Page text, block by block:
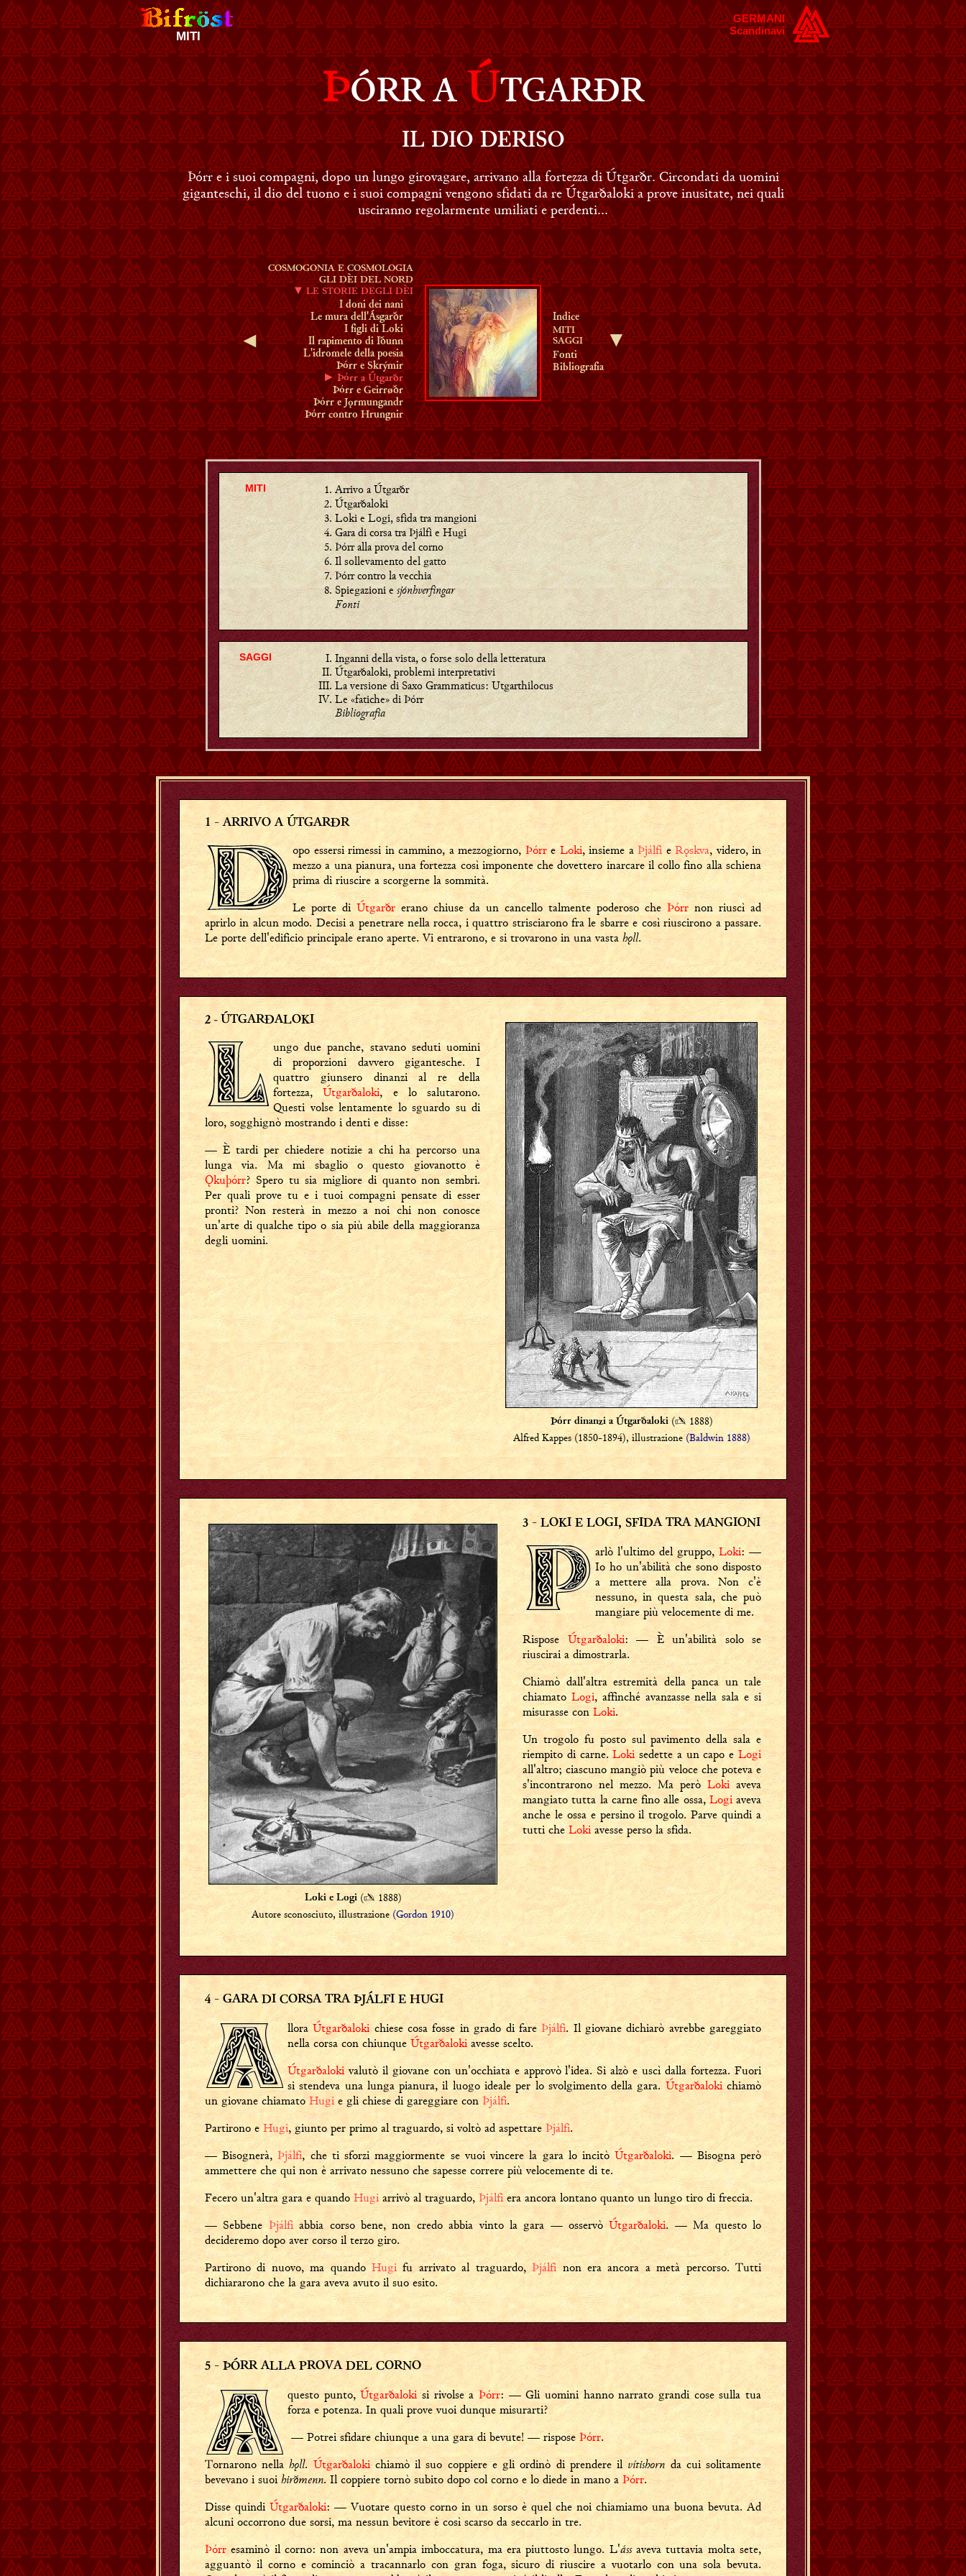
MITI
GERMANI
Scandinavi
ÞÓRR AÚTGARĐR
IL DIO DERISO
Þórr e i suoi compagni, dopo un lungo girovagare, arrivano alla fortezza di Útgarðr. Circondati da uomini
giganteschi, il dio del tuono e i suoi compagni vengono sfidati da re Útgarðaloki a prove inusitate, nei quali
usciranno regolarmente umiliati e perdenti...
◄
COSMOGONIA E COSMOLOGIA
GLI DÈI DEL NORD
▼ LE STORIE DEGLI DÈI
I doni dei nani
Le mura dell'Ásgarðr
I figli di Loki
Il rapimento di Iðunn
L'idromele della poesia
Þórr e Skrýmir
► Þórr a Útgarðr
Þórr e Geirrøðr
Þórr e Jǫrmungandr
Þórr contro Hrungnir
Indice
▼
MITI
SAGGI
Fonti
Bibliografia
MITI
Arrivo a Útgarðr
Útgarðaloki
Loki e Logi, sfida tra mangioni
Gara di corsa tra Þjálfi e Hugi
Þórr alla prova del corno
Il sollevamento del gatto
Þórr contro la vecchia
Spiegazioni e sjónhverfingar
Fonti
SAGGI
Inganni della vista, o forse solo della letteratura
Útgarðaloki, problemi interpretativi
La versione di Saxo Grammaticus: Utgarthilocus
Le «fatiche» di Þórr
Bibliografia
1 - ARRIVO A ÚTGARĐR
opo essersi rimessi in cammino, a mezzogiorno,ÞórreLoki, insieme a Þjálfi eRǫskva, videro, in
mezzo a una pianura, una fortezza così imponente che dovettero inarcare il collo fino alla schiena
prima di riuscire a scorgerne la sommità.
Le porte di Útgarðr erano chiuse da un cancello talmente poderoso che Þórr non riuscì ad
aprirlo in alcun modo. Decisi a penetrare nella rocca, i quattro strisciarono fra le sbarre e così riuscirono a passare.
Le porte dell'edificio principale erano aperte. Vi entrarono, e si trovarono in una vasta hǫll.
Þórr dinanzi a Útgarðaloki (✍ 1888)
Alfred Kappes (1850-1894), illustrazione(Baldwin 1888)
2 - ÚTGARĐALOKI
ungo due panche, stavano seduti uomini
di proporzioni davvero gigantesche. I
quattro giunsero dinanzi al re della
fortezza,Útgarðaloki, e lo salutarono.
Questi volse lentamente lo sguardo su di
loro, sogghignò mostrando i denti e disse:
— È tardi per chiedere notizie a chi ha percorso una
lunga via. Ma mi sbaglio o questo giovanotto è
Ǫkuþórr? Spero tu sia migliore di quanto non sembri.
Per quali prove tu e i tuoi compagni pensate di esser
pronti? Non resterà in mezzo a noi chi non conosce
un'arte di qualche tipo o sia più abile della maggioranza
degli uomini.
Loki e Logi (✍ 1888)
Autore sconosciuto, illustrazione(Gordon 1910)
3- LOKI E LOGI, SFIDA TRA MANGIONI
arlò l'ultimo del gruppo,Loki: —
Io ho un'abilità che sono disposto
a mettere alla prova. Non c'è
nessuno, in questa sala, che può
mangiare più velocemente di me.
RisposeÚtgarðaloki: — È un'abilità solo se
riuscirai a dimostrarla.
Chiamò dall'altra estremità della panca un tale
chiamato Logi, affinché avanzasse nella sala e si
misurasse conLoki.
Un trogolo fu posto sul pavimento della sala e
riempito di carne.Loki sedette a un capo eLogi
all'altro; ciascuno mangiò più veloce che poteva e
s'incontrarono nel mezzo. Ma però Loki aveva
mangiato tutta la carne fino alle ossa,Logiaveva
anche le ossa e persino il trogolo. Parve quindi a
tutti che Lokiavesse perso la sfida.
4 - GARA DI CORSA TRA ÞJÁLFI E HUGI
lloraÚtgarðalokichiese cosa fosse in grado di fareÞjálfi. Il giovane dichiarò avrebbe gareggiato
nella corsa con chiunqueÚtgarðaloki avesse scelto.
Útgarðalokivalutò il giovane con un'occhiata e approvò l'idea. Si alzò e uscì dalla fortezza. Fuori
si stendeva una lunga pianura, il luogo ideale per lo svolgimento della gara. Útgarðalokichiamò
un giovane chiamato Hugie gli chiese di gareggiare conÞjálfi.
Partirono e Hugi, giunto per primo al traguardo, si voltò ad aspettare Þjálfi.
— Bisognerà,Þjálfi, che ti sforzi maggiormente se vuoi vincere la gara lo incitòÚtgarðaloki. — Bisogna però
ammettere che qui non è arrivato nessuno che sapesse correre più velocemente di te.
Fecero un'altra gara e quando Hugi arrivò al traguardo,Þjálfiera ancora lontano quanto un lungo tiro di freccia.
— Sebbene Þjálfiabbia corso bene, non credo abbia vinto la gara — osservòÚtgarðaloki. — Ma questo lo
decideremo dopo aver corso il terzo giro.
Partirono di nuovo, ma quandoHugi fu arrivato al traguardo,Þjálfinon era ancora a metà percorso. Tutti
dichiararono che la gara aveva avuto il suo esito.
5 - ÞÓRR ALLA PROVA DEL CORNO
questo punto,Útgarðalokisi rivolse aÞórr: — Gli uomini hanno narrato grandi cose sulla tua
forza e potenza. In quali prove vuoi dunque misurarti?
— Potrei sfidare chiunque a una gara di bevute! — risposeÞórr.
Tornarono nellahǫll. Útgarðalokichiamò il suo coppiere e gli ordinò di prendere il vítishorn da cui solitamente
bevevano i suoi hirðmenn. Il coppiere tornò subito dopo col corno e lo diede in mano a Þórr.
Disse quindiÚtgarðaloki: — Vuotare questo corno in un sorso è quel che noi chiamiamo una buona bevuta. Ad
alcuni occorrono due sorsi, ma nessun bevitore è così scarso da seccarlo in tre.
Þórr esaminò il corno: non aveva un'ampia imboccatura, ma era piuttosto lungo. L'ássaveva tuttavia molta sete,
agguantò il corno e cominciò a tracannarlo con gran foga, sicuro di riuscire a vuotarlo con una sola bevuta.